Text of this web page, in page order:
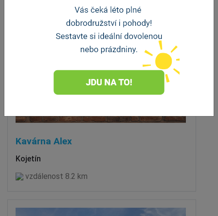
Kavárna Alex
Kojetín
vzdálenost 8.2 km